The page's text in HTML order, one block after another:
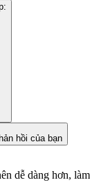
hồi của bạn
dễ dàng hơn,